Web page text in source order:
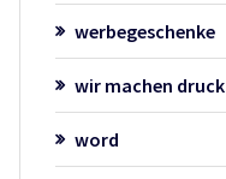
werbegeschenke
wir machen druck
word